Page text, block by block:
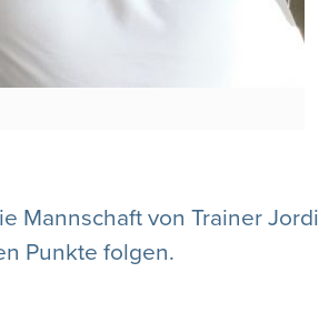
Mannschaft von Trainer Jordi
Punkte folgen.